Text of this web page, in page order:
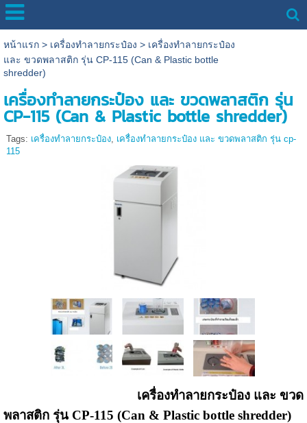
หน้าแรก> เครื่องทำลายกระป๋อง > เครื่องทำลายกระป๋อง
และ ขวดพลาสติก รุ่น CP-115 (Can & Plastic bottle
shredder)
เครื่องทำลายกระป๋อง และ ขวดพลาสติก รุ่น
CP-115 (Can & Plastic bottle shredder)
Tags: เครื่องทำลายกระป๋อง, เครื่องทำลายกระป๋อง และ ขวดพลาสติก รุ่น cp-
115
เครื่องทำลายกระป๋อง และ ขวด
พลาสติก รุ่น CP-115 (Can & Plastic bottle shredder)